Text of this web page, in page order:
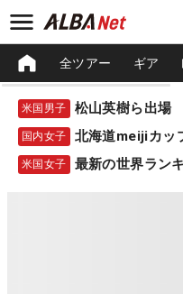
全ツアー ギア
米国男子
国内女子 北海道meijiカ
米国女子 最新の世界ラン